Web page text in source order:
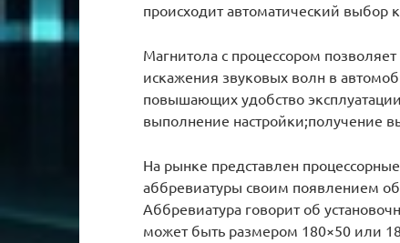
происходит автоматический выбор
Магнитола с процессором
искажения звуковых волн в
повышающих удобство
выполнение настройки;получение
На рынке представлен
аббревиатуры своим появлением
Аббревиатура говорит об
может быть размером 180×50 или